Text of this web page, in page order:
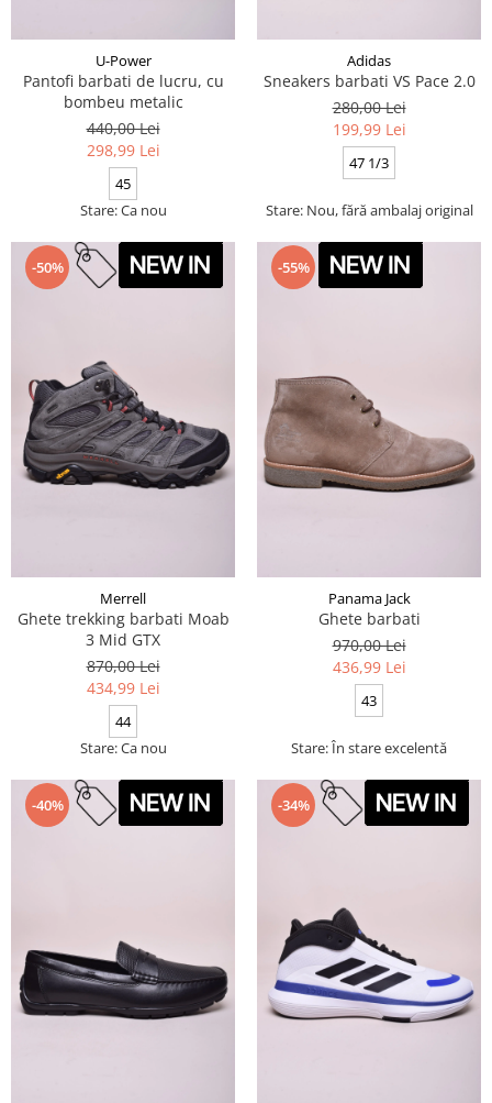
U-Power
Pantofi barbati de lucru, cu
bombeu metalic
440,00 Lei
298,99 Lei
45
Stare: Ca nou
Adidas
Sneakers barbati VS Pace 2.0
280,00 Lei
199,99 Lei
47 1/3
Stare: Nou, fără ambalaj original
-50%
Merrell
Ghete trekking barbati Moab
3 Mid GTX
870,00 Lei
434,99 Lei
44
Stare: Ca nou
-55%
Panama Jack
Ghete barbati
970,00 Lei
436,99 Lei
43
Stare: În stare excelentă
-40% -34%